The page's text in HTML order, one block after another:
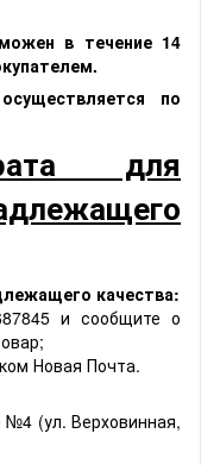
в течение 14
по
для
качества:
и сообщите о
Новая Почта.
№4 (ул. Верховинная,